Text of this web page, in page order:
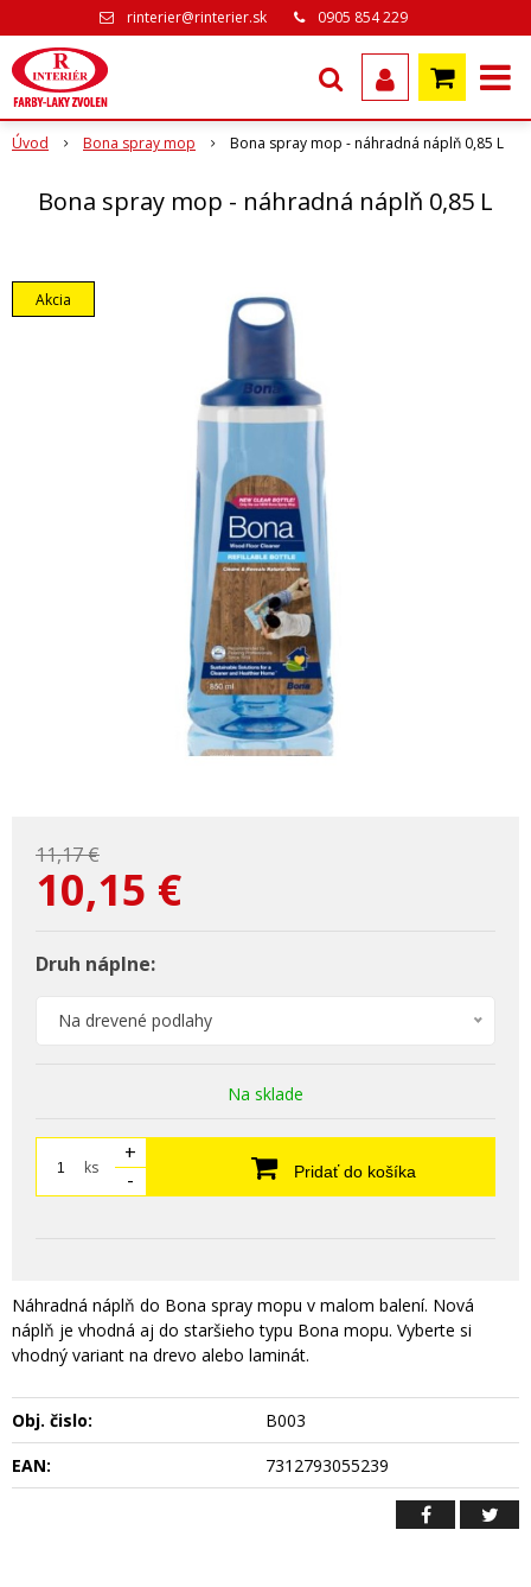
rinterier@rinterier.sk 0905 854 229
Úvod Bona spray mop Bona spray mop - náhradná náplň 0,85 L
Bona spray mop - náhradná náplň 0,85 L
Akcia
11,17 €
10,15 €
Druh náplne:
Na drevené podlahy
Na sklade
ks
+
-
Pridať do košíka
Náhradná náplň do Bona spray mopu v malom balení. Nová
náplň je vhodná aj do staršieho typu Bona mopu. Vyberte si
vhodný variant na drevo alebo laminát.
Obj. čislo:
B003
EAN:
7312793055239